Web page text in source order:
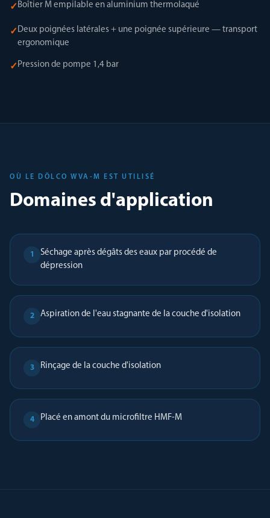
✓ Boîtier M empilable en aluminium thermolaqué
✓ Deux poignées latérales + une poignée supérieure — transport
ergonomique
✓ Pression de pompe 1,4 bar
OÙ LE DÖLCO WVA-M EST UTILISÉ
Domaines d'application
1
Séchage après dégâts des eaux par procédé de
dépression
2 Aspiration de l'eau stagnante de la couche d'isolation
3 Rinçage de la couche d'isolation
4 Placé en amont du microfiltre HMF-M